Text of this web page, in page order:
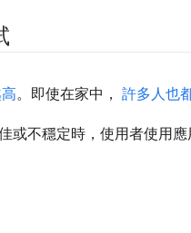
。即使在家中， 許多人也
或不穩定時，使用者使用